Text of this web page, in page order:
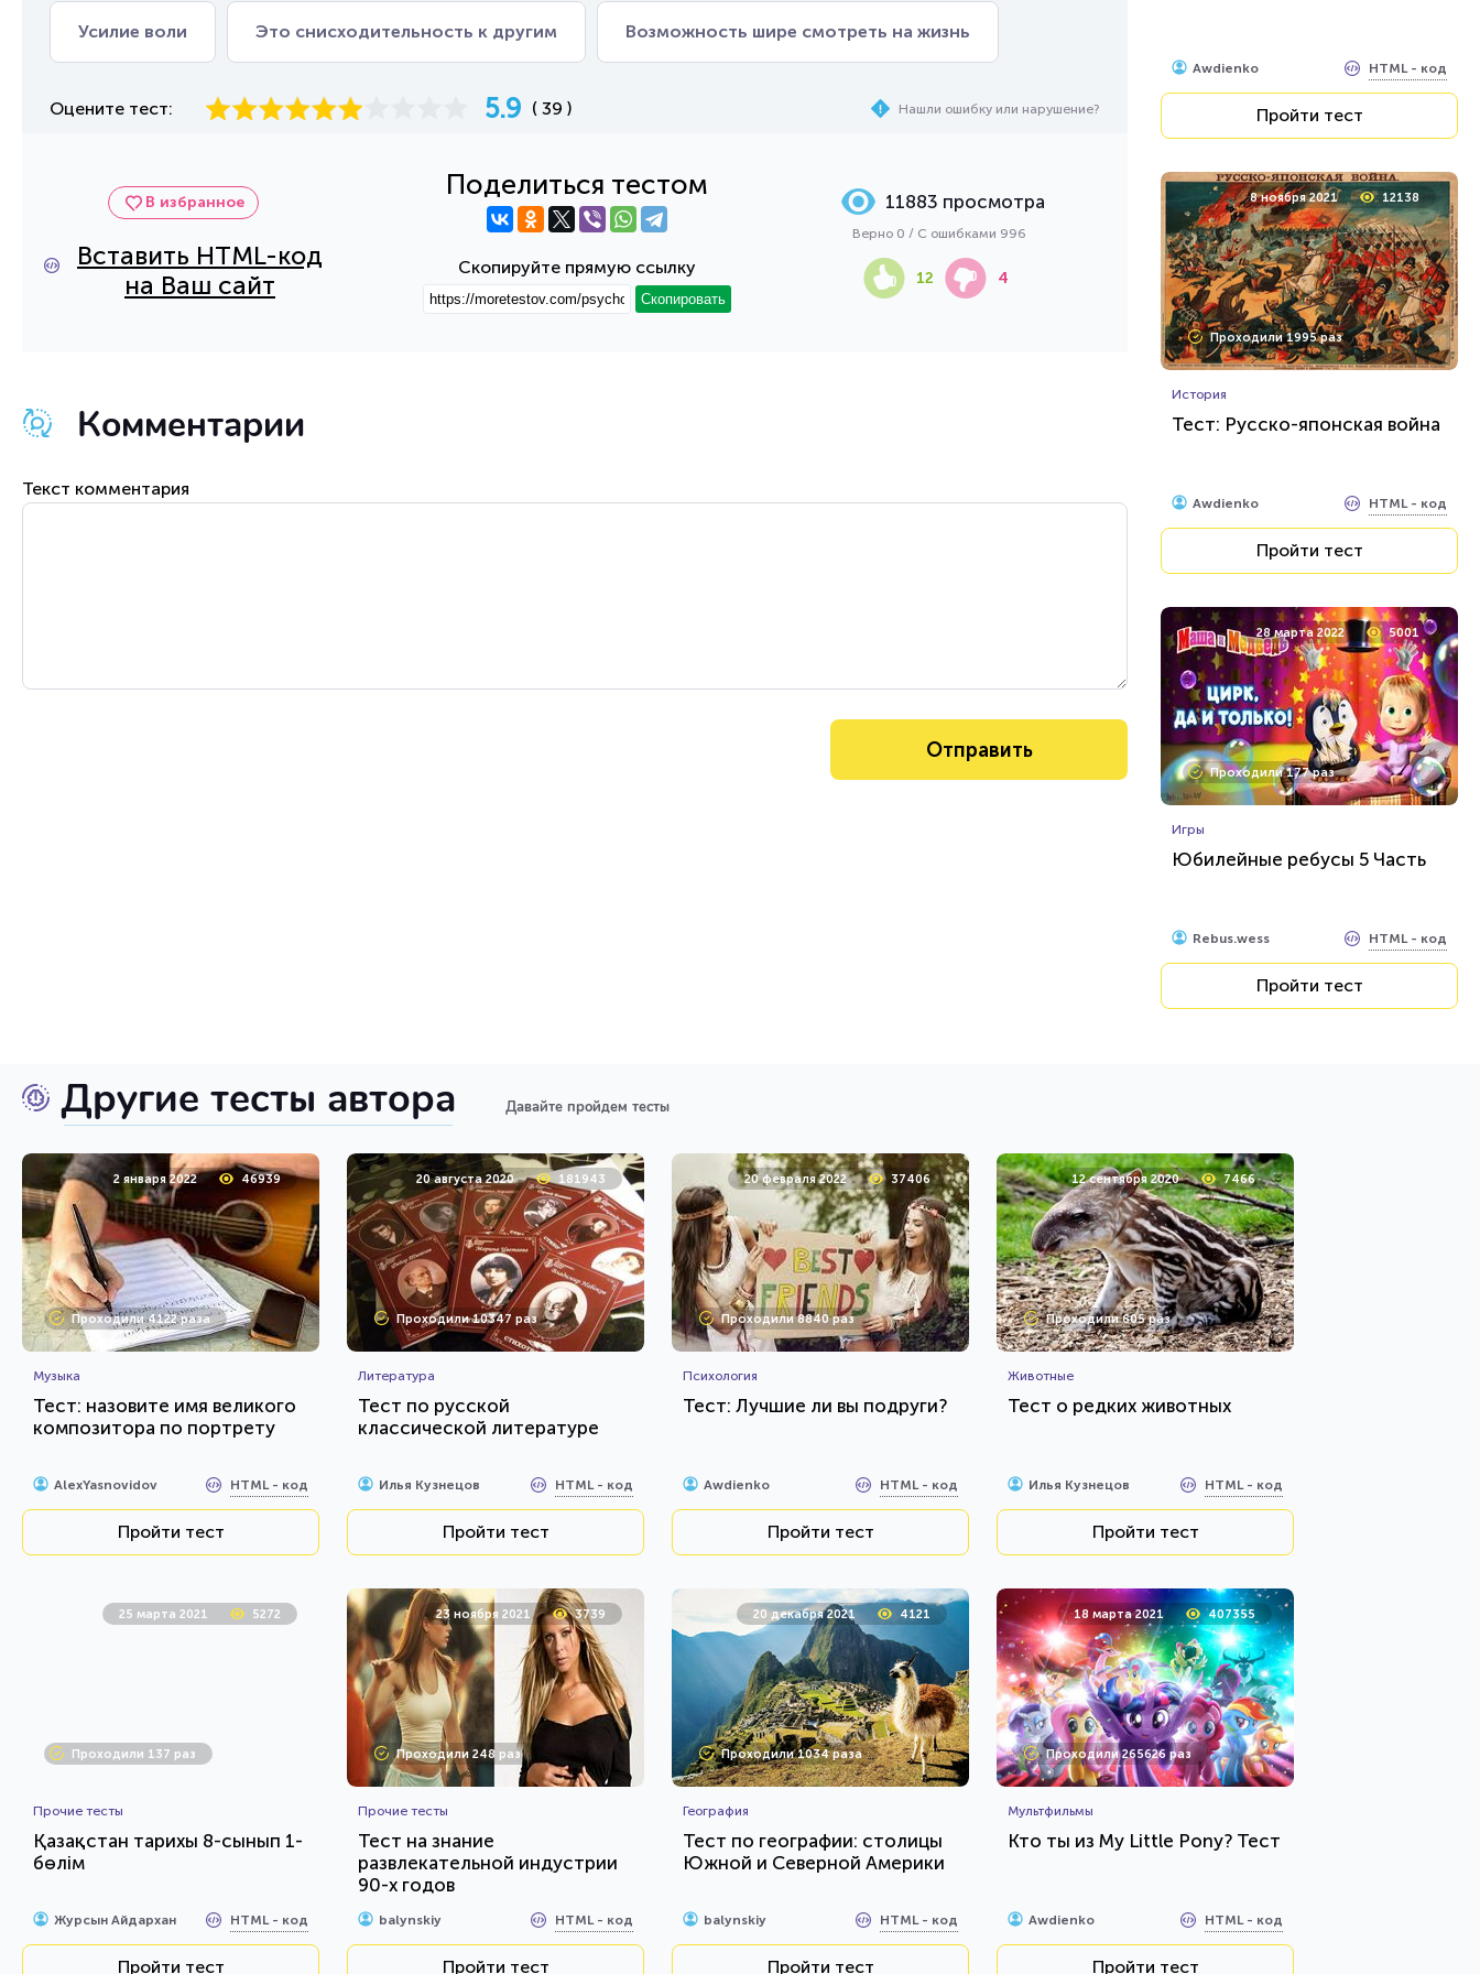
Усилие воли Это снисходительность к другим Возможность шире смотреть на жизнь
Оцените тест: 5.9 ( 39 ) Нашли ошибку или нарушение?
В избранное
Вставить HTML-код
на Ваш сайт
Поделиться тестом
Скопируйте прямую ссылку
Скопировать
11883 просмотра
Верно 0 / С ошибками 996
12 4
Комментарии
Текст комментария
Awdienko HTML - код
Пройти тест
8 ноября 2021 12138
Проходили 1995 раз
История
Тест: Русско-японская война
Awdienko HTML - код
Пройти тест
28 марта 2022 5001
Проходили 177 раз
Игры
Юбилейные ребусы 5 Часть
Rebus.wess HTML - код
Пройти тест
Другие тесты автора Давайте пройдем тесты
2 января 2022 46939
Проходили 4122 раза
Музыка
Тест: назовите имя великого
композитора по портрету
AlexYasnovidov HTML - код
Пройти тест
20 августа 2020 181943
Проходили 10347 раз
Литература
Тест по русской
классической литературе
Илья Кузнецов HTML - код
Пройти тест
20 февраля 2022 37406
Проходили 8840 раз
Психология
Тест: Лучшие ли вы подруги?
Awdienko HTML - код
Пройти тест
12 сентября 2020 7466
Проходили 605 раз
Животные
Тест о редких животных
Илья Кузнецов HTML - код
Пройти тест
25 марта 2021 5272
Проходили 137 раз
Прочие тесты
Қазақстан тарихы 8-сынып 1-
бөлім
Журсын Айдархан HTML - код
Пройти тест
23 ноября 2021 3739
Проходили 248 раз
Прочие тесты
Тест на знание
развлекательной индустрии
90-х годов
balynskiy HTML - код
Пройти тест
20 декабря 2021 4121
Проходили 1034 раза
География
Тест по географии: столицы
Южной и Северной Америки
balynskiy HTML - код
Пройти тест
18 марта 2021 407355
Проходили 265626 раз
Мультфильмы
Кто ты из My Little Pony? Тест
Awdienko HTML - код
Пройти тест